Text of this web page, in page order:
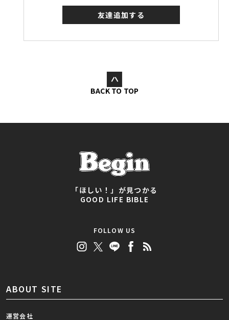
友達追加する
BACK TO TOP
「ほしい！」が見つかる
GOOD LIFE BIBLE
FOLLOW US
ABOUT SITE
運営会社